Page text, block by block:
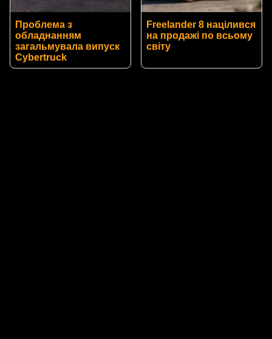
Проблема з
обладнанням
загальмувала випуск
Cybertruck
Freelander 8 націлився
на продажі по всьому
світу